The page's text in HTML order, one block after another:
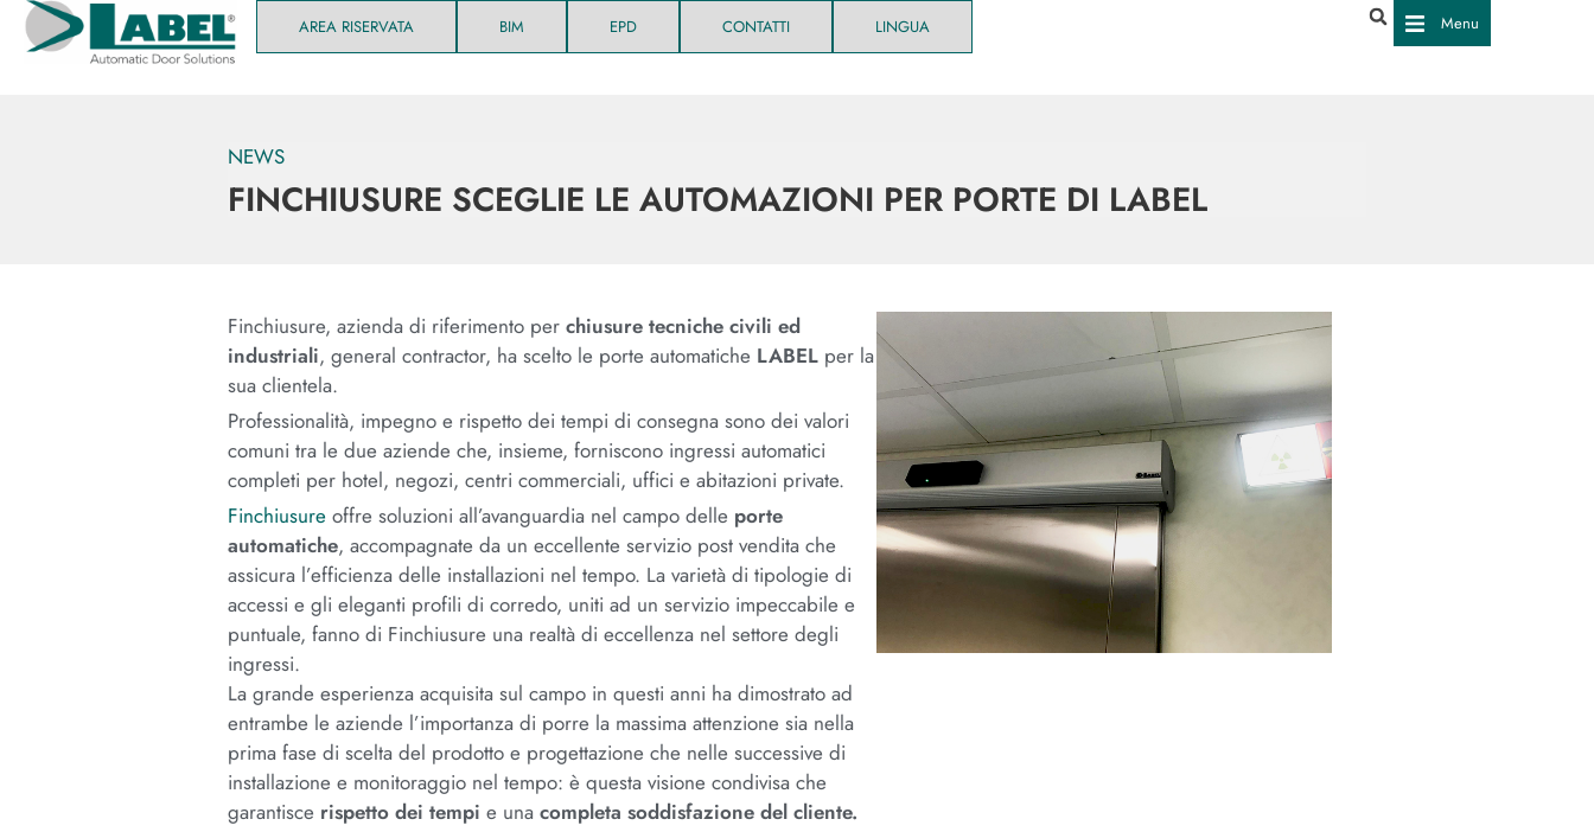
AREA RISERVATA BIM EPD CONTATTI LINGUA Menu
NEWS
FINCHIUSURE SCEGLIE LE AUTOMAZIONI PER PORTE DI LABEL
Finchiusure, azienda di riferimento per chiusure tecniche civili ed
industriali, general contractor, ha scelto le porte automatiche LABEL per la
sua clientela.
Professionalità, impegno e rispetto dei tempi di consegna sono dei valori
comuni tra le due aziende che, insieme, forniscono ingressi automatici
completi per hotel, negozi, centri commerciali, uffici e abitazioni private.
Finchiusure offre soluzioni all’avanguardia nel campo delle porte
automatiche, accompagnate da un eccellente servizio post vendita che
assicura l’efficienza delle installazioni nel tempo. La varietà di tipologie di
accessi e gli eleganti profili di corredo, uniti ad un servizio impeccabile e
puntuale, fanno di Finchiusure una realtà di eccellenza nel settore degli
ingressi.
La grande esperienza acquisita sul campo in questi anni ha dimostrato ad
entrambe le aziende l’importanza di porre la massima attenzione sia nella
prima fase di scelta del prodotto e progettazione che nelle successive di
installazione e monitoraggio nel tempo: è questa visione condivisa che
garantisce rispetto dei tempi e una completa soddisfazione del cliente.